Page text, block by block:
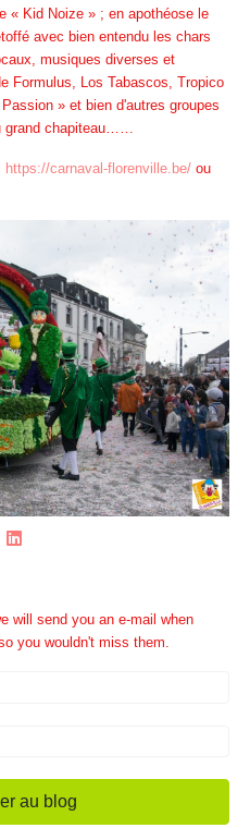
« Kid Noize » ; en apothéose le
avec bien entendu les chars
musiques diverses et
Formulus, Los Tabascos, Tropico
» et bien d'autres groupes
grand chapiteau……
https://carnaval-florenville.be/ ou
will send you an e-mail when
you wouldn't miss them.
au blog